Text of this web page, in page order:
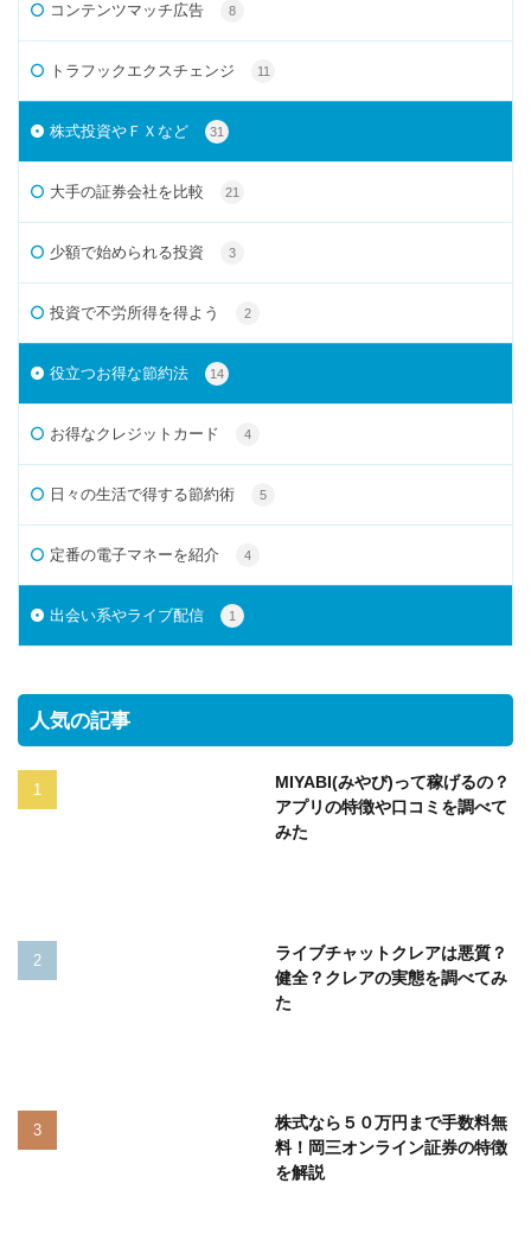
コンテンツマッチ広告 8
トラフックエクスチェンジ 11
株式投資やＦＸなど 31
大手の証券会社を比較 21
少額で始められる投資 3
投資で不労所得を得よう 2
役立つお得な節約法 14
お得なクレジットカード 4
日々の生活で得する節約術 5
定番の電子マネーを紹介 4
出会い系やライブ配信 1
人気の記事
MIYABI(みやび)って稼げるの？
アプリの特徴や口コミを調べて
みた
ライブチャットクレアは悪質？
健全？クレアの実態を調べてみ
た
株式なら５０万円まで手数料無
料！岡三オンライン証券の特徴
を解説